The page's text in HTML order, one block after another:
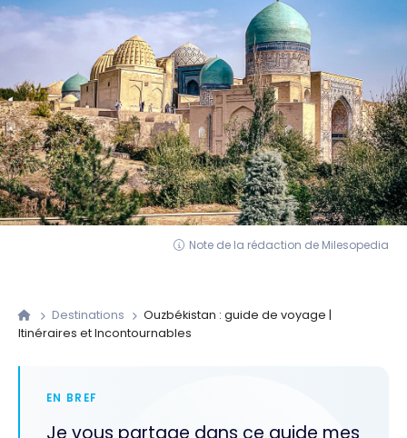
Note de la rédaction de Milesopedia
Destinations
Ouzbékistan : guide de voyage |
Itinéraires et Incontournables
EN BREF